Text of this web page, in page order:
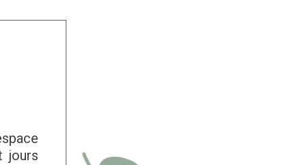
jours